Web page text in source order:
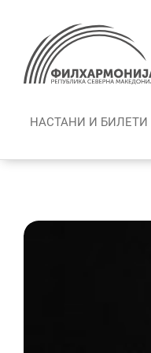
content
НАСТАНИ И БИЛЕТИ